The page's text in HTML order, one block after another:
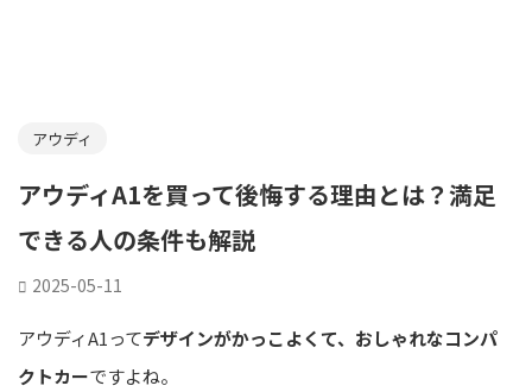
アウディ
アウディA1を買って後悔する理由とは？満足
できる人の条件も解説
2025-05-11
アウディA1ってデザインがかっこよくて、おしゃれなコンパ
クトカーですよね。